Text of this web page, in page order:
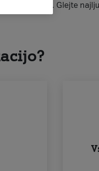
televizorjev. Glejte